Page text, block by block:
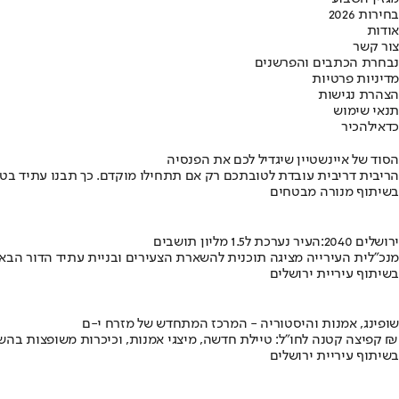
בחירות 2026
אודות
צור קשר
נבחרת הכתבים והפרשנים
מדיניות פרטיות
הצהרת נגישות
תנאי שימוש
כדאילהכיר
הסוד של איינשטיין שיגדיל לכם את הפנסיה
הריבית דריבית עובדת לטובתכם רק אם תתחילו מוקדם. כך תבנו עתיד
בשיתוף מנורה מבטחים
ירושלים 2040:העיר נערכת ל1.5 מליון תושבים
מנכ"לית העירייה מציגה תוכנית להשארת הצעירים ובניית עתיד הדור
בשיתוף עיריית ירושלים
שופינג, אמנות והיסטוריה - המרכז המתחדש של מזרח י-ם
קפיצה קטנה לחו"ל: טיילת חדשה, מיצגי אמנות, וכיכרות משופצות בהשקעה של 100 מיליון ₪
בשיתוף עיריית ירושלים